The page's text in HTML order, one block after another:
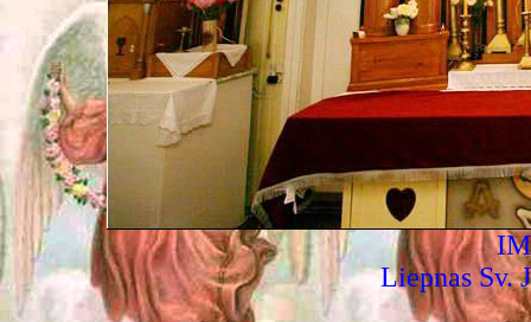
Liepnas Sv.